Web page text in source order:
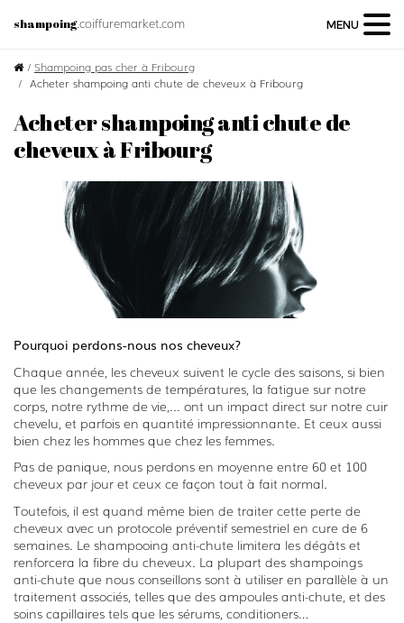
shampoing.coiffuremarket.com MENU
/ Shampoing pas cher à Fribourg
Acheter shampoing anti chute de cheveux à Fribourg
Acheter shampoing anti chute de
cheveux à Fribourg
Pourquoi perdons-nous nos cheveux?
Chaque année, les cheveux suivent le cycle des saisons, si bien
que les changements de températures, la fatigue sur notre
corps, notre rythme de vie,... ont un impact direct sur notre cuir
chevelu, et parfois en quantité impressionnante. Et ceux aussi
bien chez les hommes que chez les femmes.
Pas de panique, nous perdons en moyenne entre 60 et 100
cheveux par jour et ceux ce façon tout à fait normal.
Toutefois, il est quand même bien de traiter cette perte de
cheveux avec un protocole préventif semestriel en cure de 6
semaines. Le shampooing anti-chute limitera les dégâts et
renforcera la fibre du cheveux. La plupart des shampoings
anti-chute que nous conseillons sont à utiliser en parallèle à un
traitement associés, telles que des ampoules anti-chute, et des
soins capillaires tels que les sérums, conditioners…